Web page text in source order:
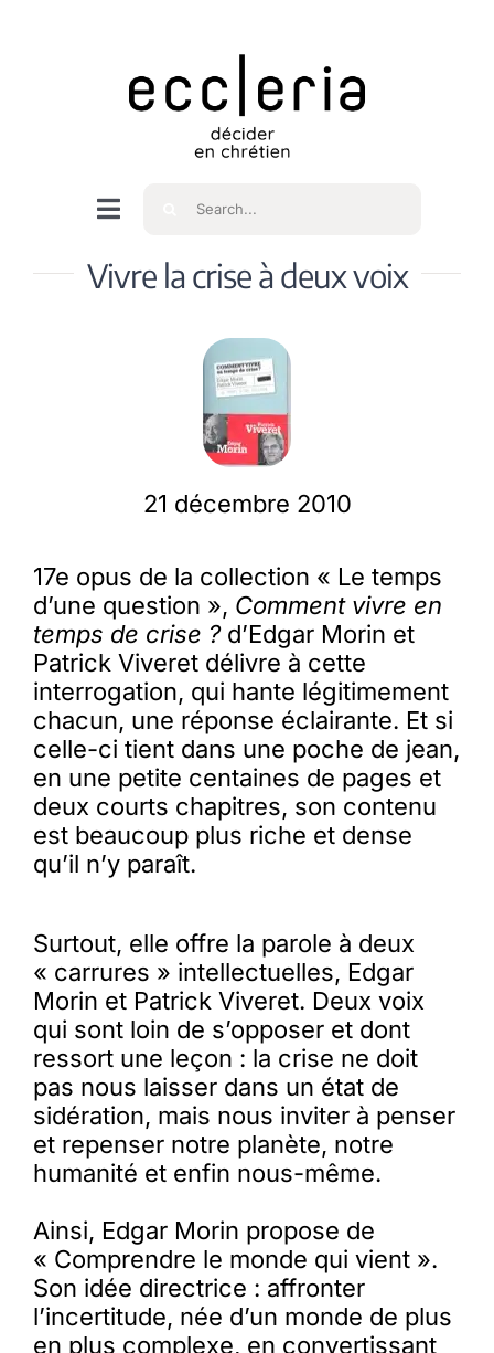
Navigation
bascule
Accueil
Qui sommes nous ?
Spiritualité
Membres
L’actu
Nous soutenir
La revue Responsables
Rechercher
Vivre la crise à deux voix
21 décembre 2010
17e opus de la collection « Le temps
d’une question », Comment vivre en
temps de crise ?d’Edgar Morin et
Patrick Viveret délivre à cette
interrogation, qui hante légitimement
chacun, une réponse éclairante. Et si
celle-ci tient dans une poche de jean,
en une petite centaines de pages et
deux courts chapitres, son contenu
est beaucoup plus riche et dense
qu’il n’y paraît.
Surtout, elle offre la parole à deux
« carrures » intellectuelles, Edgar
Morin et Patrick Viveret. Deux voix
qui sont loin de s’opposer et dont
ressort une leçon : la crise ne doit
pas nous laisser dans un état de
sidération, mais nous inviter à penser
et repenser notre planète, notre
humanité et enfin nous-même.
Ainsi, Edgar Morin propose de
« Comprendre le monde qui vient ».
Son idée directrice : affronter
l’incertitude, née d’un monde de plus
en plus complexe, en convertissant